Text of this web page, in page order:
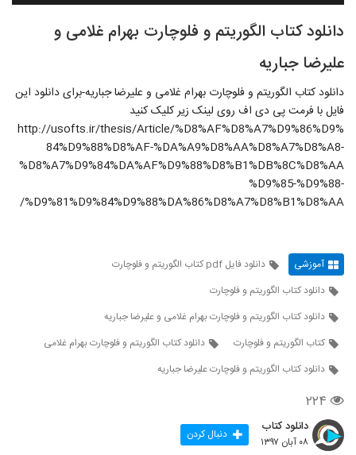
دانلود کتاب الگوریتم و فلوچارت بهرام غلامی و
علیرضا جباریه
دانلود کتاب الگوریتم و فلوچارت بهرام غلامی و علیرضا جباریه-برای دانلود این
فایل با فرمت پی دی اف روی لینک زیر کلیک کنید
http://usofts.ir/thesis/Article/%D8%AF%D8%A7%D9%86%D9%
84%D9%88%D8%AF-%DA%A9%D8%AA%D8%A7%D8%A8-
%D8%A7%D9%84%DA%AF%D9%88%D8%B1%DB%8C%D8%AA
%D9%85-%D9%88-
%D9%81%D9%84%D9%88%DA%86%D8%A7%D8%B1%D8%AA/
آموزشی
دانلود فایل pdf کتاب الگوریتم و فلوچارت
دانلود کتاب الگوریتم و فلوچارت
دانلود کتاب الگوریتم و فلوچارت بهرام غلامی و علیرضا جباریه
کتاب الگوریتم و فلوچارت
دانلود کتاب الگوریتم و فلوچارت بهرام غلامی
دانلود کتاب الگوریتم و فلوچارت علیرضا جباریه
۲۲۴
دانلود کتاب
۰۸ آبان ۱۳۹۷ دنبال کردن